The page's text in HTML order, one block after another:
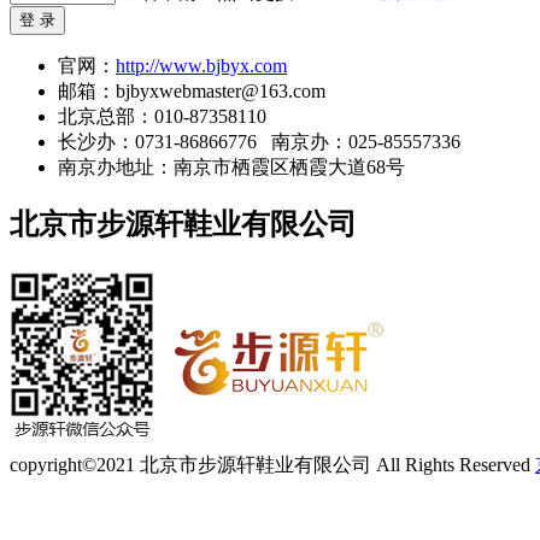
登 录
官网： http://www.bjbyx.com
邮箱：bjbyxwebmaster@163.com
北京总部：010-87358110
长沙办：0731-86866776 南京办：025-85557336
南京办地址：南京市栖霞区栖霞大道68号
北京市步源轩鞋业有限公司
copyright©2021 北京市步源轩鞋业有限公司 All Rights Reserved